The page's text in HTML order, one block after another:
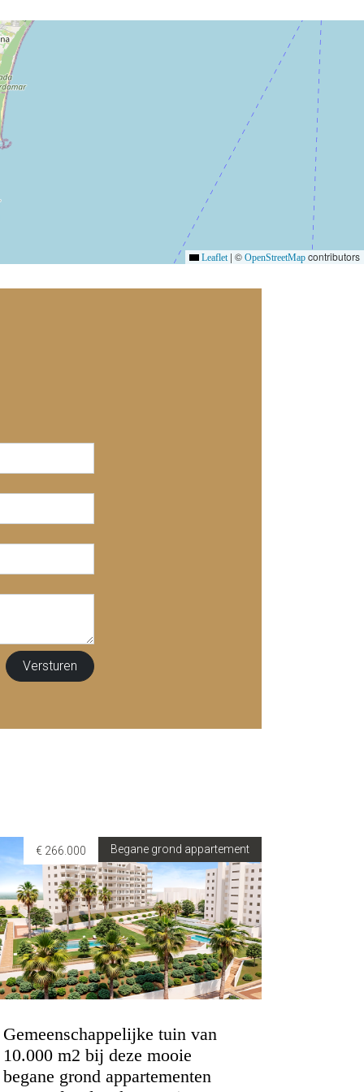
Leaflet | © OpenStreetMap contributors
Begane grond appartement
€ 266.000
Gemeenschappelijke tuin van
10.000 m2 bij deze mooie
begane grond appartementen